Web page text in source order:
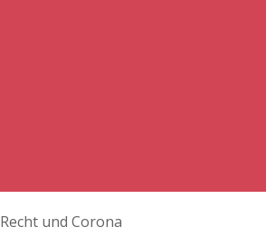
Recht und Corona